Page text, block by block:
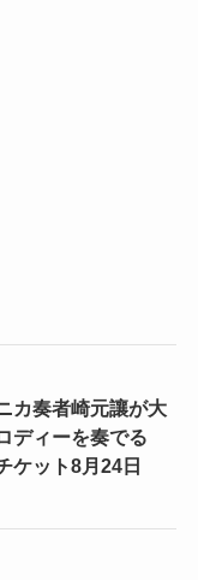
カ奏者崎元讓が大
ディーを奏でる
ケット8月24日